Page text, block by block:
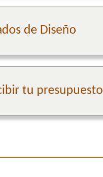
de Diseño
tu presupuesto